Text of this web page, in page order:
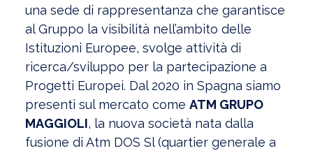
una sede di rappresentanza che garantisce
al Gruppo la visibilità nell’ambito delle
Istituzioni Europee, svolge attività di
ricerca/sviluppo per la partecipazione a
Progetti Europei. Dal 2020 in Spagna siamo
presenti sul mercato come ATM GRUPO
MAGGIOLI, la nuova società nata dalla
fusione di Atm DOS Sl (quartier generale a